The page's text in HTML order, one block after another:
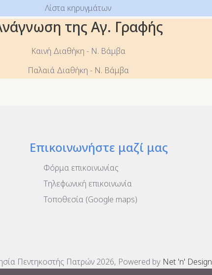
Λίστα κηρυγμάτων
της Αγ. Γραφής
Καινή Διαθήκη - Ν. Βάμβα
Παλαιά Διαθήκη - Ν. Βάμβα
Επικοινωνήστε μαζί μας
Φόρμα επικοινωνίας
Τηλεφωνική επικοινωνία
Τοποθεσία (Google maps)
Πεντηκοστής Πατρών 2026, Powered by Net 'n' Design